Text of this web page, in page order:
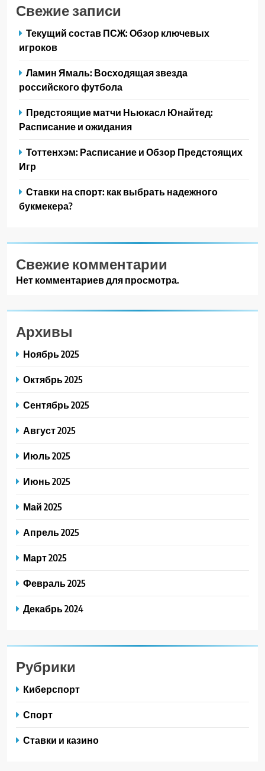
Свежие записи
Текущий состав ПСЖ: Обзор ключевых
игроков
Ламин Ямаль: Восходящая звезда
российского футбола
Предстоящие матчи Ньюкасл Юнайтед:
Расписание и ожидания
Тоттенхэм: Расписание и Обзор Предстоящих
Игр
Ставки на спорт: как выбрать надежного
букмекера?
Свежие комментарии
Нет комментариев для просмотра.
Архивы
Ноябрь 2025
Октябрь 2025
Сентябрь 2025
Август 2025
Июль 2025
Июнь 2025
Май 2025
Апрель 2025
Март 2025
Февраль 2025
Декабрь 2024
Рубрики
Киберспорт
Спорт
Ставки и казино